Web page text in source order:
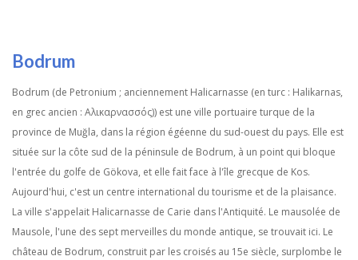
Bodrum
Bodrum (de Petronium ; anciennement Halicarnasse (en turc : Halikarnas,
en grec ancien : Αλικαρνασσός)) est une ville portuaire turque de la
province de Muğla, dans la région égéenne du sud-ouest du pays. Elle est
située sur la côte sud de la péninsule de Bodrum, à un point qui bloque
l'entrée du golfe de Gökova, et elle fait face à l'île grecque de Kos.
Aujourd'hui, c'est un centre international du tourisme et de la plaisance.
La ville s'appelait Halicarnasse de Carie dans l'Antiquité. Le mausolée de
Mausole, l'une des sept merveilles du monde antique, se trouvait ici. Le
château de Bodrum, construit par les croisés au 15e siècle, surplombe le